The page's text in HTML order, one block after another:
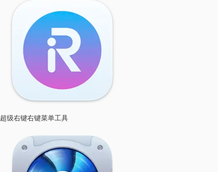
超级右键右键菜单工具